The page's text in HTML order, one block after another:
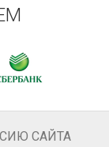
САЙТА